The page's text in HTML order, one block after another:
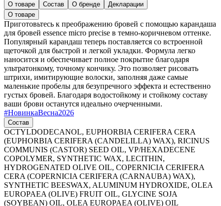
О товаре Состав О бренде
Декларации
О товаре
Приготовьтесь к преображению бровей с помощью карандаша
для бровей essence micro precise в темно-коричневом оттенке.
Популярный карандаш теперь поставляется со встроенной
щеточкой для быстрой и легкой укладки. Формула легко
наносится и обеспечивает полное покрытие благодаря
ультратонкому, точному кончику. Это позволяет рисовать
штрихи, имитирующие волоски, заполняя даже самые
маленькие пробелы для безупречного эффекта и естественно
густых бровей. Благодаря водостойкому и стойкому составу
ваши брови останутся идеально очерченными.
#НовинкаВесна2026
Состав
OCTYLDODECANOL, EUPHORBIA CERIFERA CERA
(EUPHORBIA CERIFERA (CANDELILLA) WAX), RICINUS
COMMUNIS (CASTOR) SEED OIL, VP/HEXADECENE
COPOLYMER, SYNTHETIC WAX, LECITHIN,
HYDROGENATED OLIVE OIL, COPERNICIA CERIFERA
CERA (COPERNICIA CERIFERA (CARNAUBA) WAX),
SYNTHETIC BEESWAX, ALUMINUM HYDROXIDE, OLEA
EUROPAEA (OLIVE) FRUIT OIL, GLYCINE SOJA
(SOYBEAN) OIL, OLEA EUROPAEA (OLIVE) OIL